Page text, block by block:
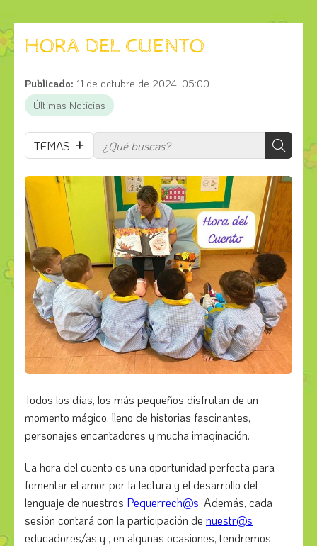
HORA DEL CUENTO
Publicado: 11 de octubre de 2024, 05:00
Últimas Noticias
TEMAS
Todos los días, los más pequeños disfrutan de un
momento mágico, lleno de historias fascinantes,
personajes encantadores y mucha imaginación.
La hora del cuento es una oportunidad perfecta para
fomentar el amor por la lectura y el desarrollo del
lenguaje de nuestros Pequerrech@s. Además, cada
sesión contará con la participación de nuestr@s
educadores/as y , en algunas ocasiones, tendremos